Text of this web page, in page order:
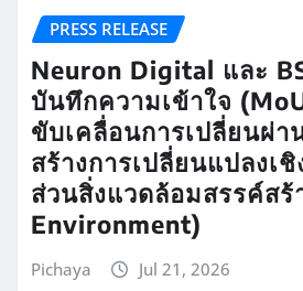
PRESS RELEASE
Neuron Digital และ
บันทึกความเข้าใจ
ขับเคลื่อนการเปลี่ยนผ่า
สร้างการเปลี่ยนแปลงเ
ส่วนสิ่งแวดล้อมสรรค์ส
Environment)
Pichaya Jul 21, 2026